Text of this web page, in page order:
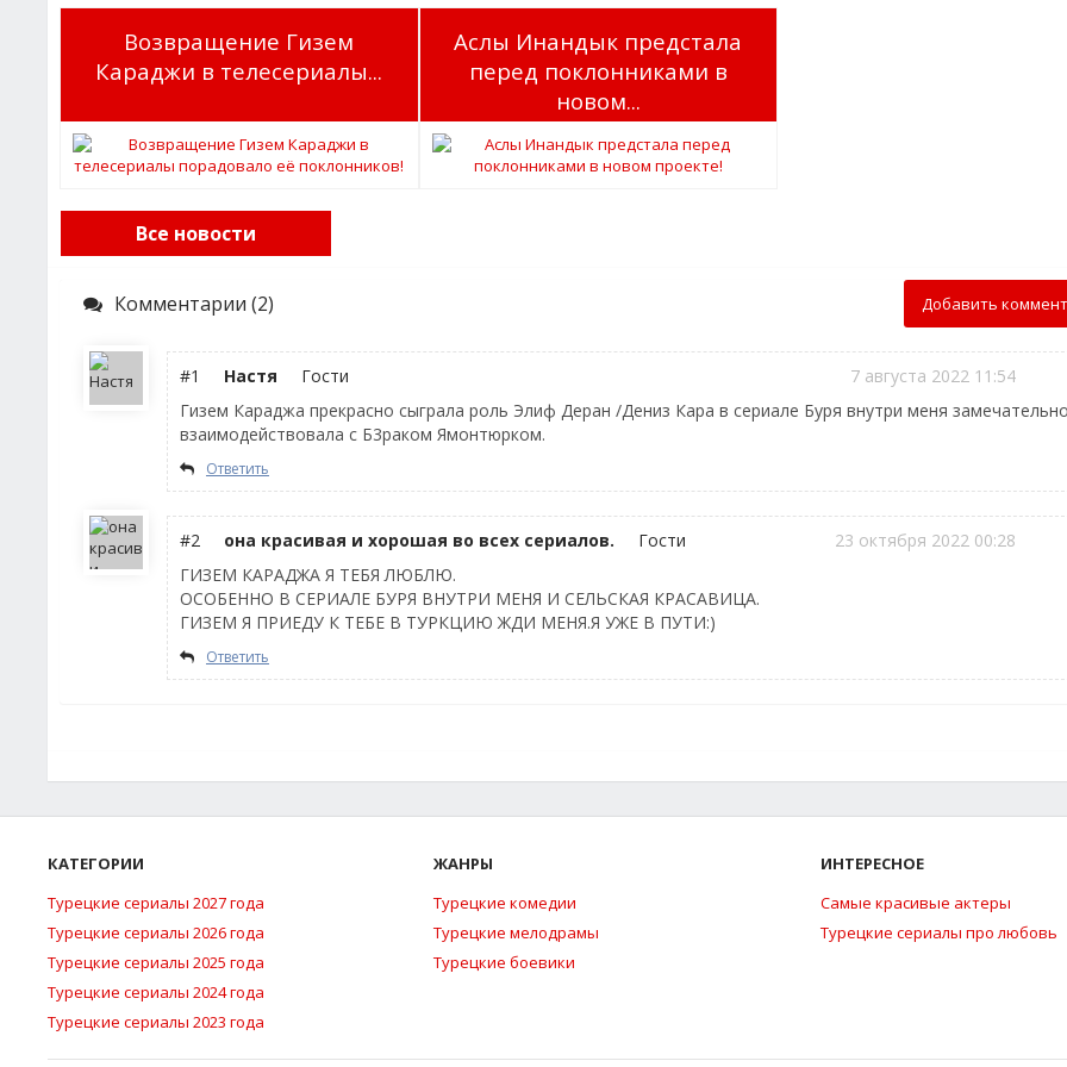
Возвращение Гизем
Караджи в телесериалы...
Аслы Инандык предстала
перед поклонниками в
новом...
Все новости
Комментарии (2) Добавить
#1 Настя Гости
7 августа 2022 11:54
Гизем Караджа прекрасно сыграла роль Элиф Деран /Дениз Кара в сериале Буря внутри меня замечательно
взаимодействовала с Б3раком Ямонтюрком.
Ответить
#2 она красивая и хорошая во всех сериалов. Гости
23 октября 2022 00:28
ГИЗЕМ КАРАДЖА Я ТЕБЯ ЛЮБЛЮ.
ОСОБЕННО В СЕРИАЛЕ БУРЯ ВНУТРИ МЕНЯ И СЕЛЬСКАЯ КРАСАВИЦА.
ГИЗЕМ Я ПРИЕДУ К ТЕБЕ В ТУРКЦИЮ ЖДИ МЕНЯ.Я УЖЕ В ПУТИ:)
Ответить
КАТЕГОРИИ
Турецкие сериалы 2027 года
Турецкие сериалы 2026 года
Турецкие сериалы 2025 года
Турецкие сериалы 2024 года
Турецкие сериалы 2023 года
ЖАНРЫ
Турецкие комедии
Турецкие мелодрамы
Турецкие боевики
ИНТЕРЕСНОЕ
Самые красивые актеры
Турецкие сериалы про любовь